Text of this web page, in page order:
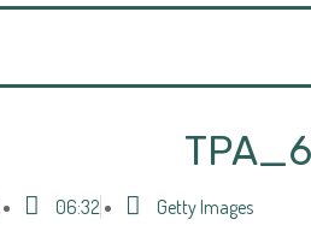
06:32 Getty Images